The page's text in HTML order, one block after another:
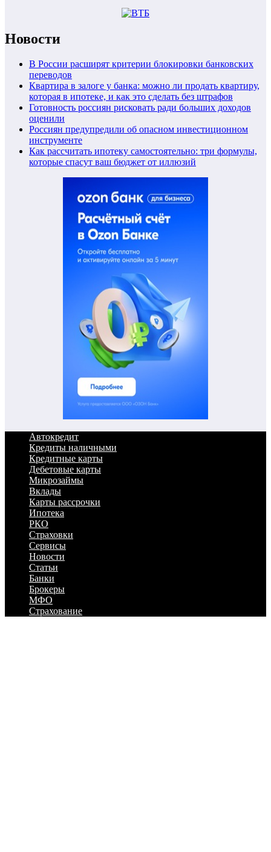
Новости
В России расширят критерии блокировки банковских
переводов
Квартира в залоге у банка: можно ли продать квартиру,
которая в ипотеке, и как это сделать без штрафов
Готовность россиян рисковать ради больших доходов
оценили
Россиян предупредили об опасном инвестиционном
инструменте
Как рассчитать ипотеку самостоятельно: три формулы,
которые спасут ваш бюджет от иллюзий
Автокредит
Кредиты наличными
Кредитные карты
Дебетовые карты
Микрозаймы
Вклады
Карты рассрочки
Ипотека
РКО
Страховки
Сервисы
Новости
Статьи
Банки
Брокеры
МФО
Страхование